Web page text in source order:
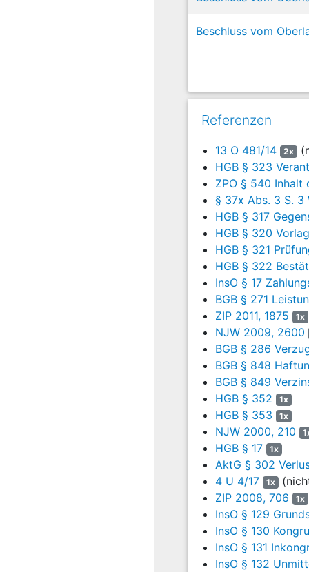
Entscheidungsgründe
Hiergegen hat der
unter Abänderung des
Kläger 12.448.868,46
Rechtshängigkeit und
die Berufung
Ergänzend wird auf die
B.
Die zulässige Berufung
das
Ein
insbesondere nicht aus§
Abs. 3 S. 3 WphG (in der
Nach§ 323 Abs. 1 S. 3
Prüfungsgesellschaft
resultierenden
Gemäß§ 323
gewissenhaften
§§ 317, 320 bis 322 HGB
§ 323 Abs. 1 S.
Konzerns durch die
Entwicklung des
des Konzerns unter
Konzernlagebericht
Risiken, die den
Beschluss vom
Referenzen
13 O 481/14 2x
HGB § 323
ZPO § 540 Inhalt
§ 37x Abs. 3 S. 3
HGB § 317
HGB § 320
HGB § 321
HGB § 322
InsO § 17
BGB § 271
ZIP 2011, 1875 1x
NJW 2009, 2600
BGB § 286
BGB § 848
BGB § 849
HGB § 352 1x
HGB § 353 1x
NJW 2000, 210
HGB § 17
1x
AktG § 302
4 U 4/17 1x
ZIP 2008, 706
1x
InsO § 129
InsO § 130
InsO § 131
InsO § 132